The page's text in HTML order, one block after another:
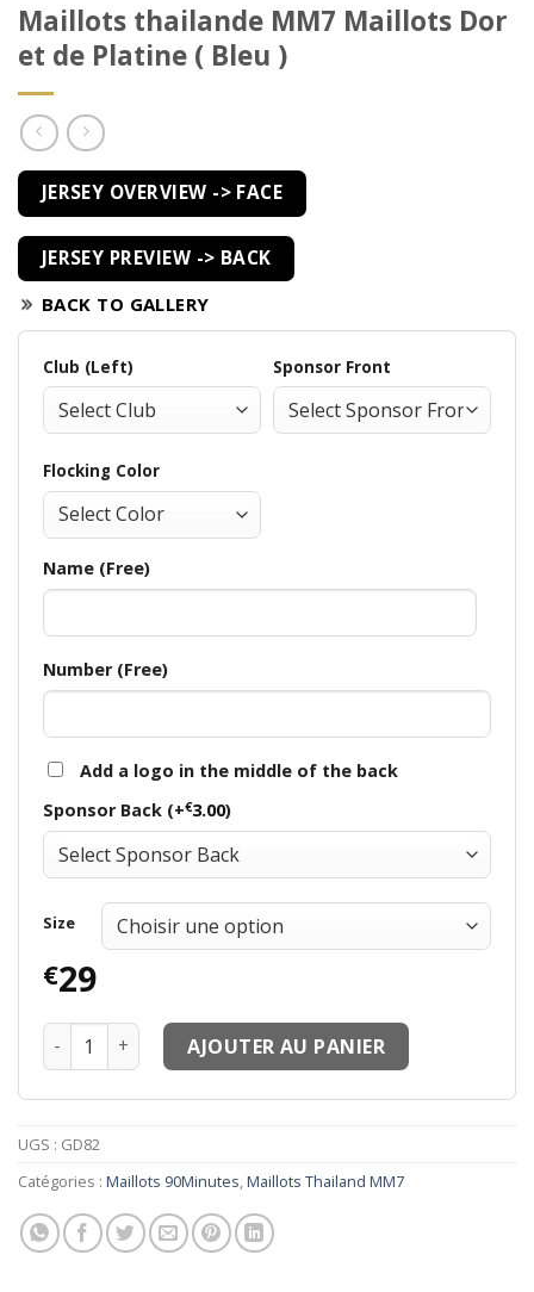
Maillots thailande MM7 Maillots Dor
et de Platine ( Bleu )
JERSEY OVERVIEW -> FACE
JERSEY PREVIEW -> BACK
BACK TO GALLERY
Club (Left) Sponsor Front
Flocking Color
Name (Free)
Number (Free)
Add a logo in the middle of the back
Sponsor Back (+€3.00)
Size
€29
quantité de Maillots thailande MM7 Maillots Dor et de
AJOUTER AU PANIER
UGS : GD82
Catégories : Maillots 90Minutes Maillots Thailand MM7